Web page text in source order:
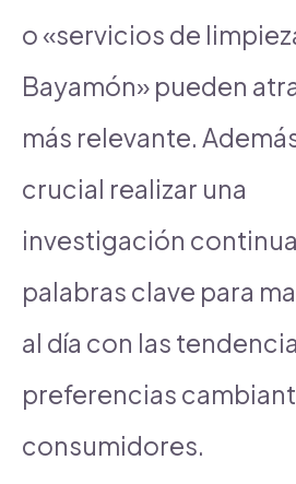
o «servicios de
Bayamón» pueden
más relevante.
crucial realizar una
investigación
palabras clave para
al día con las
preferencias
consumidores.